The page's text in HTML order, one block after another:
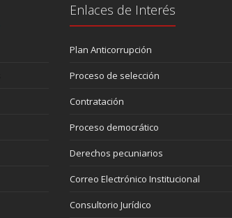
Enlaces de Interés
Plan Anticorrupción
Proceso de selección
Contratación
Proceso democrático
Derechos pecuniarios
Correo Electrónico Institucional
Consultorio Jurídico